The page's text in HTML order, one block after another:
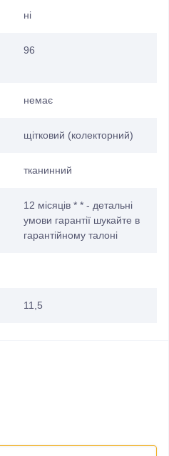
ні
96
немає
щітковий (колекторний)
тканинний
12 місяців * * - детальні
умови гарантії шукайте в
гарантійному талоні
11,5